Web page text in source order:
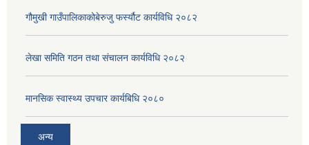
गौमुखी गाउँपालिकाकोबेरुजु फर्स्यौट कार्यविधि २०८२
लेखा समिति गठन तथा संचालन कार्यविधि २०८२
मानसिक स्वास्थ्य उपचार कार्यबिधि २०८०
अन्य